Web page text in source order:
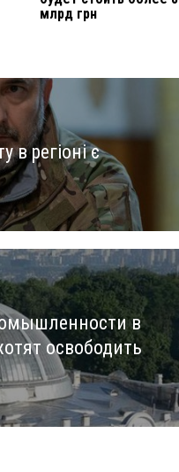
млрд грн
в регіоні є
в
освободить